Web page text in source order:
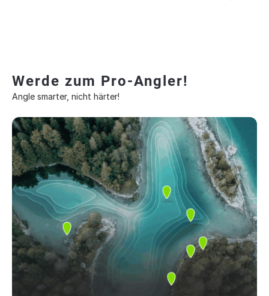
Werde zum Pro-Angler!
Angle smarter, nicht härter!